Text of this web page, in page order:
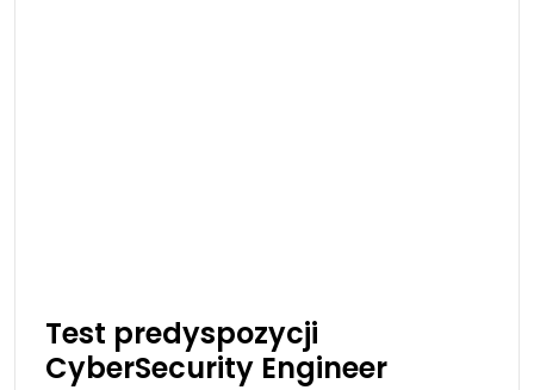
Test predyspozycji
CyberSecurity Engineer